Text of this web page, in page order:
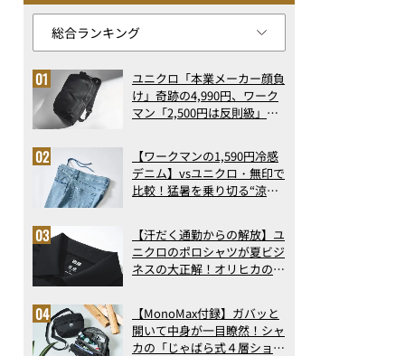
ユニクロ「本業メーカー顔負
け」奇跡の4,990円、ワーク
マン「2,500円は反則級」凄
ト3】（2026年6月版）
【ワークマンの1,590円冷感
デニム】vsユニクロ・無印で
比較！猛暑を乗り切る“涼感
で決定版
【汗だく通勤からの解放】ユ
ニクロのポロシャツが夏ビジ
ネスの大正解！オリヒカの透
アの実力
【MonoMax付録】ガバッと
開いて中身が一目瞭然！シャ
カの「じゃばら式４層ショル